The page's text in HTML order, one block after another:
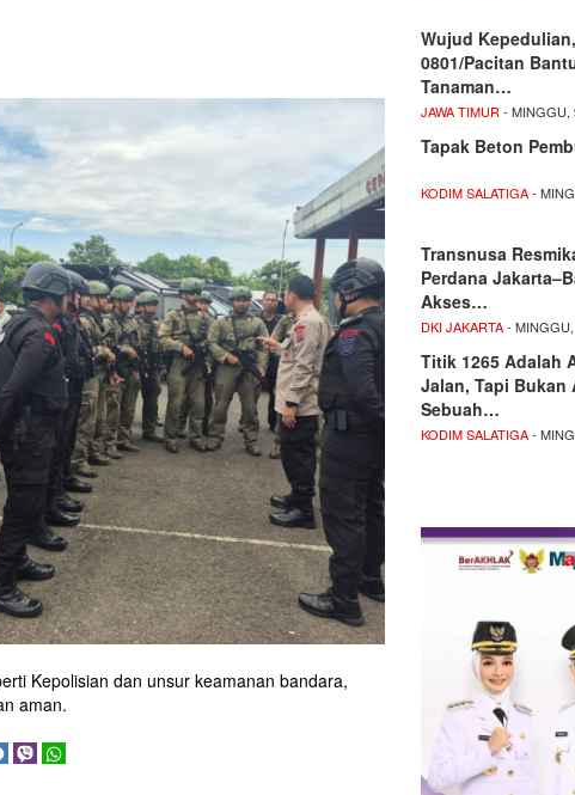
Kepolisian dan unsur keamanan bandara,
aman.
Wujud
0801/Pacitan
Tanaman…
JAWA TIMUR - MINGGU,
Tapak Beton
KODIM SALATIGA-
Transnusa
Perdana
Akses…
DKI JAKARTA-
Titik 1265 Adalah
Jalan, Tapi Bukan
Sebuah…
KODIM SALATIGA-